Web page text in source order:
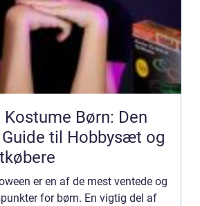
Børn: Den
til Hobbysæt og
er en af de mest ventede og
for børn. En vigtig del af